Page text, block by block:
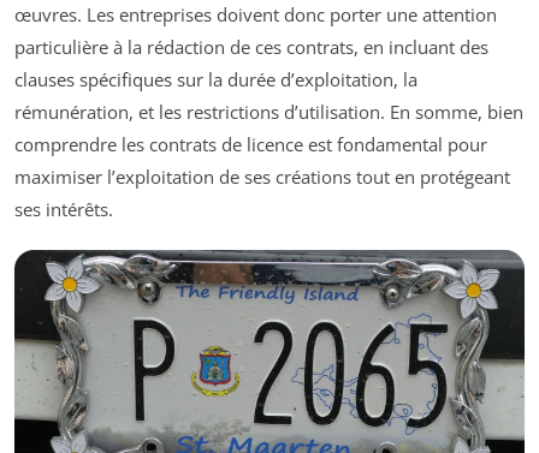
œuvres. Les entreprises doivent donc porter une attention
particulière à la rédaction de ces contrats, en incluant des
clauses spécifiques sur la durée d’exploitation, la
rémunération, et les restrictions d’utilisation. En somme, bien
comprendre les contrats de licence est fondamental pour
maximiser l’exploitation de ses créations tout en protégeant
ses intérêts.